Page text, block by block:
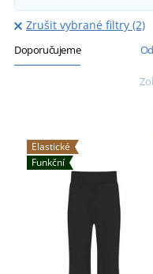
Zrušit vybrané filtry (2)
Doporučujeme
Elastické
Funkční